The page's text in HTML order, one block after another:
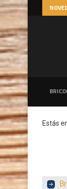
Estás